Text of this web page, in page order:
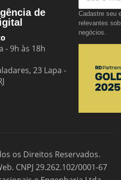
de
- 9h às 18h
23 Lapa -
Cadastre seu
relevantes
negócios.
os Direitos Reservados.
CNPJ 29.262.102/0001-67